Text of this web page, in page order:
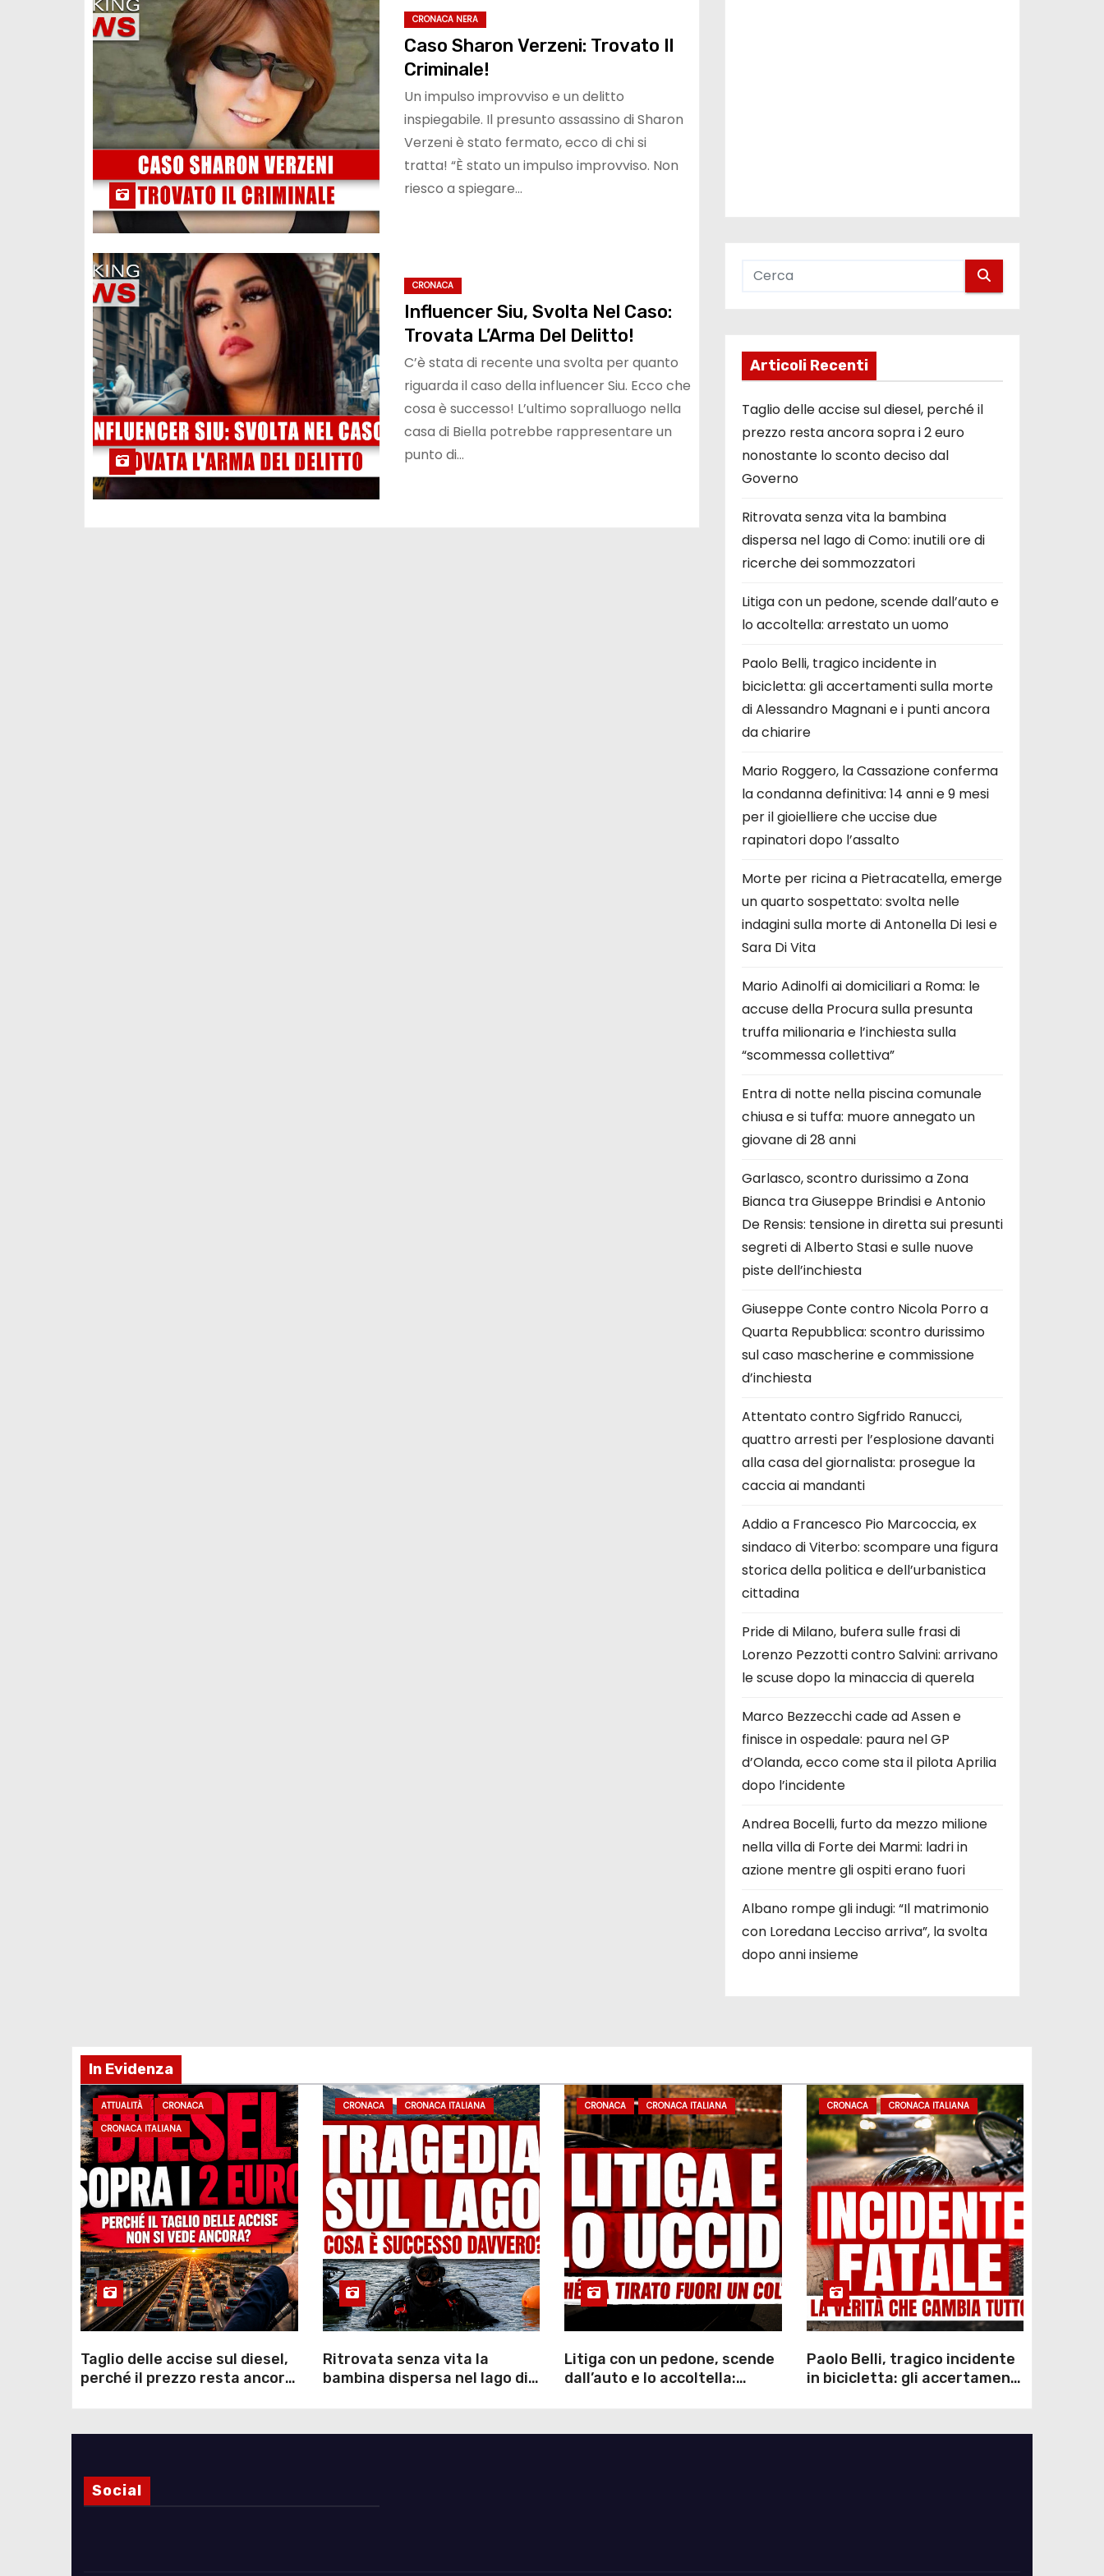
CRONACA NERA
Caso Sharon Verzeni: Trovato Il
Criminale!
Un impulso improvviso e un delitto
inspiegabile. Il presunto assassino di Sharon
Verzeni è stato fermato, ecco di chi si
tratta! “È stato un impulso improvviso. Non
riesco a spiegare…
CRONACA
Influencer Siu, Svolta Nel Caso:
Trovata L’Arma Del Delitto!
C’è stata di recente una svolta per quanto
riguarda il caso della influencer Siu. Ecco che
cosa è successo! L’ultimo sopralluogo nella
casa di Biella potrebbe rappresentare un
punto di…
Articoli Recenti
Taglio delle accise sul diesel, perché il
prezzo resta ancora sopra i 2 euro
nonostante lo sconto deciso dal
Governo
Ritrovata senza vita la bambina
dispersa nel lago di Como: inutili ore di
ricerche dei sommozzatori
Litiga con un pedone, scende dall’auto e
lo accoltella: arrestato un uomo
Paolo Belli, tragico incidente in
bicicletta: gli accertamenti sulla morte
di Alessandro Magnani e i punti ancora
da chiarire
Mario Roggero, la Cassazione conferma
la condanna definitiva: 14 anni e 9 mesi
per il gioielliere che uccise due
rapinatori dopo l’assalto
Morte per ricina a Pietracatella, emerge
un quarto sospettato: svolta nelle
indagini sulla morte di Antonella Di Iesi e
Sara Di Vita
Mario Adinolfi ai domiciliari a Roma: le
accuse della Procura sulla presunta
truffa milionaria e l’inchiesta sulla
“scommessa collettiva”
Entra di notte nella piscina comunale
chiusa e si tuffa: muore annegato un
giovane di 28 anni
Garlasco, scontro durissimo a Zona
Bianca tra Giuseppe Brindisi e Antonio
De Rensis: tensione in diretta sui presunti
segreti di Alberto Stasi e sulle nuove
piste dell’inchiesta
Giuseppe Conte contro Nicola Porro a
Quarta Repubblica: scontro durissimo
sul caso mascherine e commissione
d’inchiesta
Attentato contro Sigfrido Ranucci,
quattro arresti per l’esplosione davanti
alla casa del giornalista: prosegue la
caccia ai mandanti
Addio a Francesco Pio Marcoccia, ex
sindaco di Viterbo: scompare una figura
storica della politica e dell’urbanistica
cittadina
Pride di Milano, bufera sulle frasi di
Lorenzo Pezzotti contro Salvini: arrivano
le scuse dopo la minaccia di querela
Marco Bezzecchi cade ad Assen e
finisce in ospedale: paura nel GP
d’Olanda, ecco come sta il pilota Aprilia
dopo l’incidente
Andrea Bocelli, furto da mezzo milione
nella villa di Forte dei Marmi: ladri in
azione mentre gli ospiti erano fuori
Albano rompe gli indugi: “Il matrimonio
con Loredana Lecciso arriva”, la svolta
dopo anni insieme
In Evidenza
ATTUALITÀ
CRONACA
CRONACA ITALIANA
Taglio delle accise sul diesel,
perché il prezzo resta ancora
CRONACA CRONACA ITALIANA
Ritrovata senza vita la
bambina dispersa nel lago di
CRONACA CRONACA ITALIANA
Litiga con un pedone, scende
dall’auto e lo accoltella:
CRONACA CRONACA ITALIANA
Paolo Belli, tragico incidente
in bicicletta: gli accertamenti
chiarire
Social